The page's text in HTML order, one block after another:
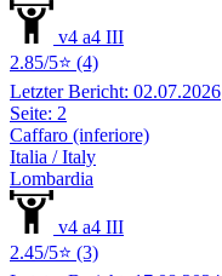
v4 a4 III
2.85/5⭐ (4)
Letzter Bericht: 02.07.2026
Seite: 2
Caffaro (inferiore)
Italia / Italy
Lombardia
v4 a4 III
2.45/5⭐ (3)